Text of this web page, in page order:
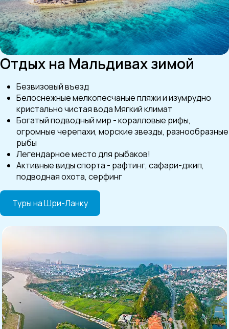
Отдых на Мальдивах зимой
Безвизовый въезд
Белоснежные мелкопесчаные пляжи и изумрудно
кристально чистая вода Мягкий климат
Богатый подводный мир - коралловые рифы,
огромные черепахи, морские звезды, разнообразные
рыбы
Легендарное место для рыбаков!
Активные виды спорта - рафтинг, сафари-джип,
подводная охота, серфинг
Туры на Шри-Ланку